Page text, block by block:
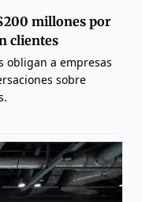
millones por
clientes
obligan a empresas
sobre